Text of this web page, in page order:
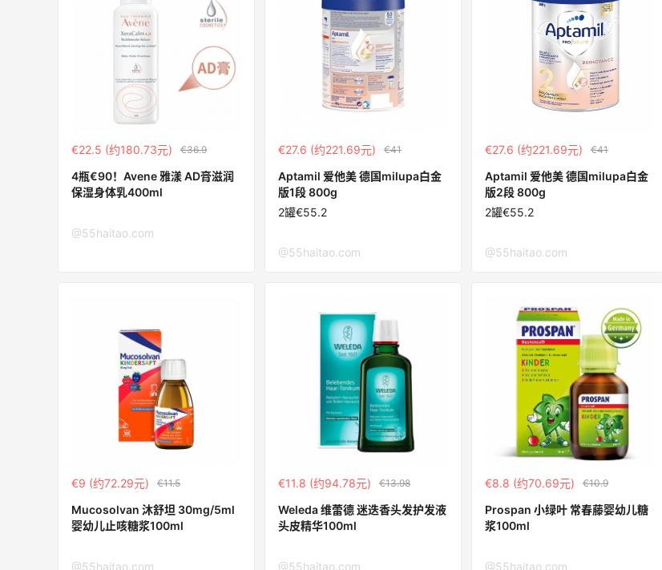
€22.5 (约180.73元) €36.9
4瓶€90！Avene 雅漾 AD膏滋润
保湿身体乳400ml
@55haitao.com
€27.6 (约221.69元) €41
Aptamil 爱他美 德国milupa白金
版1段 800g
2罐€55.2
@55haitao.com
€27.6 (约221.69元) €41
Aptamil 爱他美 德国milupa白金
版2段 800g
2罐€55.2
@55haitao.com
€9 (约72.29元) €11.5
Mucosolvan 沐舒坦 30mg/5ml
婴幼儿止咳糖浆100ml
@55haitao.com
€11.8 (约94.78元) €13.98
Weleda 维蕾德 迷迭香头发护发液
头皮精华100ml
@55haitao.com
€8.8 (约70.69元) €10.9
Prospan 小绿叶 常春藤婴幼儿糖
浆100ml
@55haitao.com
0
再来我的面膜羊毛分享～又薅到了10片面
膜+2片眼膜
08月07日 0
京东薅面膜太爽啦～每天都可以收货面膜
0
Origins悦木之源美网海淘攻略，Origins
Dr.Levy精华效果给到夯
Julian Bakery乳清蛋白棒 | 配料干净到感
第二单也薅到了！！星巴克4.5拿下焦糖